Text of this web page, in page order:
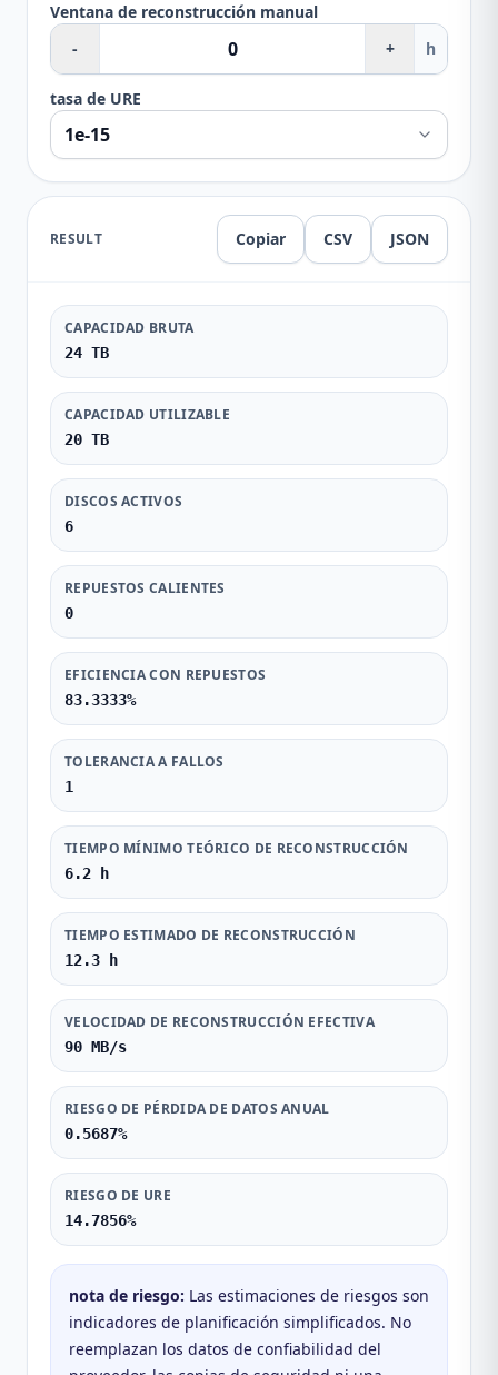
Ventana de reconstrucción manual
-
+ h
tasa de URE
RESULT Copiar CSV JSON
CAPACIDAD BRUTA
24 TB
CAPACIDAD UTILIZABLE
20 TB
DISCOS ACTIVOS
6
REPUESTOS CALIENTES
0
EFICIENCIA CON REPUESTOS
83.3333%
TOLERANCIA A FALLOS
1
TIEMPO MÍNIMO TEÓRICO DE RECONSTRUCCIÓN
6.2 h
TIEMPO ESTIMADO DE RECONSTRUCCIÓN
12.3 h
VELOCIDAD DE RECONSTRUCCIÓN EFECTIVA
90 MB/s
RIESGO DE PÉRDIDA DE DATOS ANUAL
0.5687%
RIESGO DE URE
14.7856%
nota de riesgo: Las estimaciones de riesgos son
indicadores de planificación simplificados. No
reemplazan los datos de confiabilidad del